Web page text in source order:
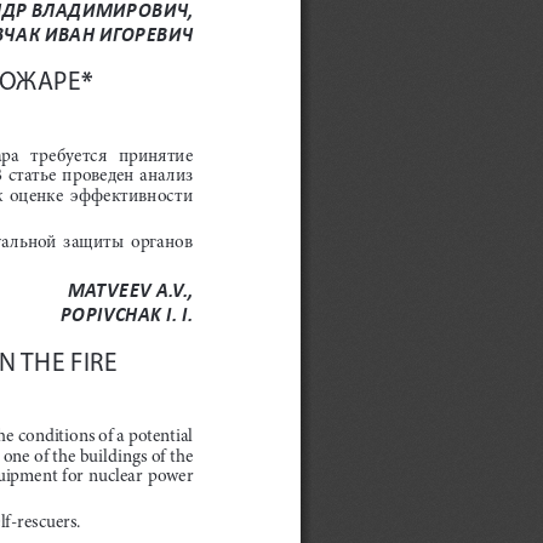
ВЛАДИМИРОВИЧ,
ИВАН ИГОРЕВИЧ
*
требуется   принятие
проведен  анализ
оценке  эффективности
защиты  органов
MATVEEV A.V.,
POPIVCHAK I. I.
THE FIRE
conditions of a potential
of the buildings of the
for nuclear power
rescuers